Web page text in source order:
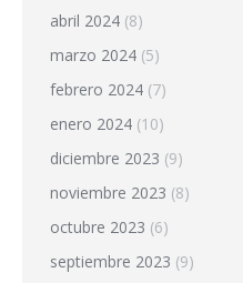
abril 2024 (8)
marzo 2024 (5)
febrero 2024 (7)
enero 2024 (10)
diciembre 2023 (9)
noviembre 2023 (8)
octubre 2023 (6)
septiembre 2023 (9)